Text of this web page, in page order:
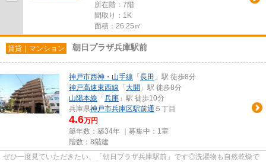
所在階：7階
間取り：1K
面積：26.25㎡
賃貸｜マンション 朝日プラザ兵庫駅前
神戸市西神・山手線 「 長田 」駅 徒歩8分
神戸高速東西線 「 大開 」駅 徒歩8分
山陽本線 「 兵庫 」駅 徒歩10分
兵庫県神戸市兵庫区駅前通 ５丁目
4.6万円
築年数：築34年 ｜募集中： 1室
階数：8階建
ぜひ一度見ていただきたい、「朝日プラザ兵庫駅前」です◎洗濯物も自然乾燥で